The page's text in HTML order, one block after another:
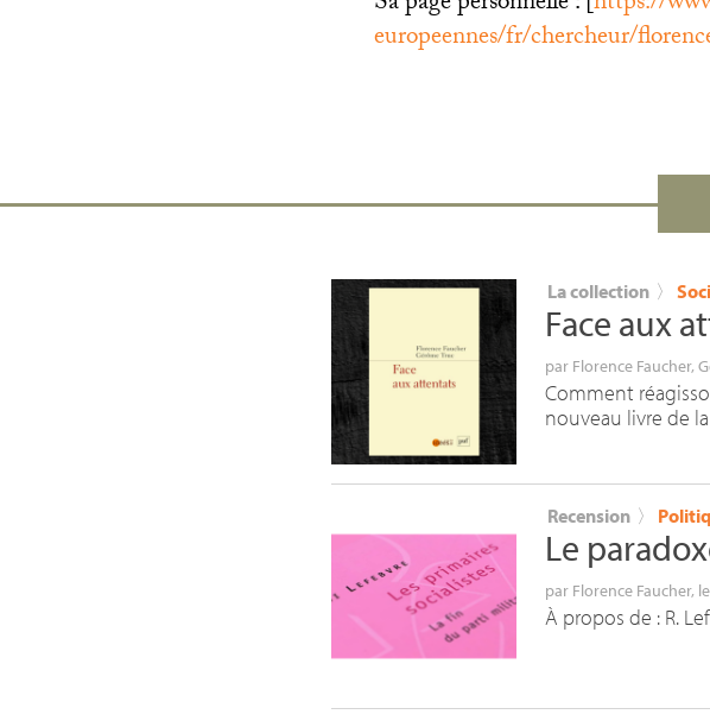
europeennes/fr/chercheur/
La collection 〉
Face aux
par Florence Faucher,
Comment
nouveau livre de
Recension 〉
Le
par Florence Faucher,
À propos de : R.